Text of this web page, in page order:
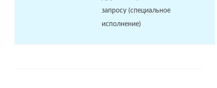
запросу (специальное
исполнение)